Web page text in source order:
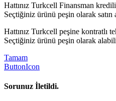
Hattınız Turkcell Finansman
Seçtiğiniz ürünü peşin olarak satın
Hattınız Turkcell peşine kontratlı
Seçtiğiniz ürünü peşin olarak
Tamam
ButtonIcon
Sorunuz İletildi.